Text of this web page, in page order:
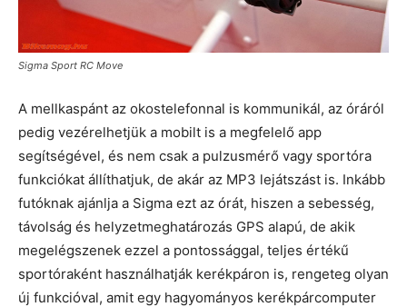
Sigma Sport RC Move
A mellkaspánt az okostelefonnal is kommunikál, az óráról
pedig vezérelhetjük a mobilt is a megfelelő app
segítségével, és nem csak a pulzusmérő vagy sportóra
funkciókat állíthatjuk, de akár az MP3 lejátszást is. Inkább
futóknak ajánlja a Sigma ezt az órát, hiszen a sebesség,
távolság és helyzetmeghatározás GPS alapú, de akik
megelégszenek ezzel a pontossággal, teljes értékű
sportóraként használhatják kerékpáron is, rengeteg olyan
új funkcióval, amit egy hagyományos kerékpárcomputer